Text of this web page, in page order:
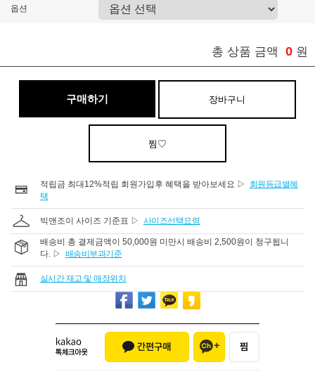
옵션
총 상품 금액 0 원
구매하기 장바구니
찜♡
적립금 최대12%적립 회원가입후 혜택을 받아보세요 ▷
회원등급별혜
택
빅앤조이 사이즈 기준표 ▷ 사이즈선택요령
배송비 총 결제금액이 50,000원 미만시 배송비 2,500원이 청구됩니
다. ▷ 배송비부과기준
실시간 재고 및 매장위치